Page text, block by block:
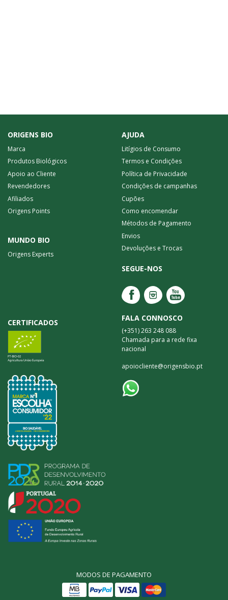
ORIGENS BIO
Marca
Produtos Biológicos
Apoio ao Cliente
Revendedores
Afiliados
Origens Points
AJUDA
Litígios de Consumo
Termos e Condições
Política de Privacidade
Condições de campanhas
Cupões
Como encomendar
Métodos de Pagamento
Envios
Devoluções e Trocas
MUNDO BIO
Origens Experts
SEGUE-NOS
FALA CONNOSCO
(+351) 263 248 088
Chamada para a rede fixa
nacional
apoiocliente@origensbio.pt
CERTIFICADOS
MODOS DE PAGAMENTO